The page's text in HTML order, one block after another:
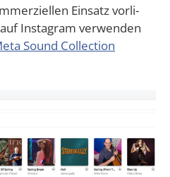
Ein­satz vor­li­
Insta­gram ver­wen­den
Sound Coll­ec­tion